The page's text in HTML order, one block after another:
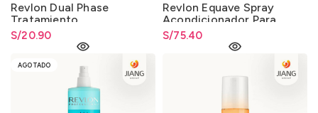
Revlon Dual Phase
Tratamiento
Acondicionador Fiesta
250ml.
S/20.90
Revlon Equave Spray
Acondicionador Para
Cabello Rubio 200ml.
S/75.40
AGOTADO